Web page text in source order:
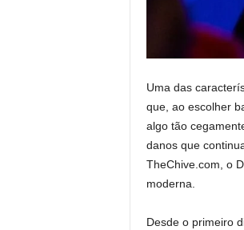
Uma das
que, ao escolher
algo tão
danos que
TheChive.com, o
moderna.
Desde o primeiro